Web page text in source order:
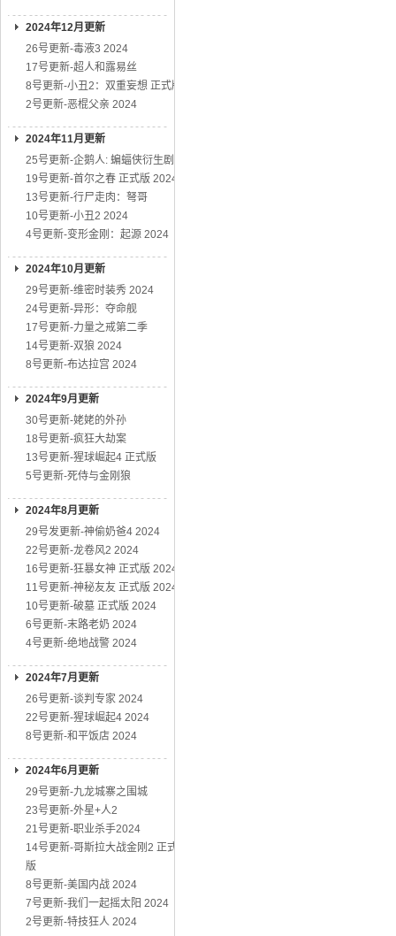
2024年12月更新
26号更新-毒液3 2024
17号更新-超人和露易丝
8号更新-小丑2：双重妄想 正式版
2号更新-恶棍父亲 2024
2024年11月更新
25号更新-企鹅人: 蝙蝠侠衍生剧
19号更新-首尔之春 正式版 2024
13号更新-行尸走肉：弩哥
10号更新-小丑2 2024
4号更新-变形金刚：起源 2024
2024年10月更新
29号更新-维密时装秀 2024
24号更新-异形：夺命舰
17号更新-力量之戒第二季
14号更新-双狼 2024
8号更新-布达拉宫 2024
2024年9月更新
30号更新-姥姥的外孙
18号更新-疯狂大劫案
13号更新-猩球崛起4 正式版
5号更新-死侍与金刚狼
2024年8月更新
29号发更新-神偷奶爸4 2024
22号更新-龙卷风2 2024
16号更新-狂暴女神 正式版 2024
11号更新-神秘友友 正式版 2024
10号更新-破墓 正式版 2024
6号更新-末路老奶 2024
4号更新-绝地战警 2024
2024年7月更新
26号更新-谈判专家 2024
22号更新-猩球崛起4 2024
8号更新-和平饭店 2024
2024年6月更新
29号更新-九龙城寨之围城
23号更新-外星+人2
21号更新-职业杀手2024
14号更新-哥斯拉大战金刚2 正式
版
8号更新-美国内战 2024
7号更新-我们一起摇太阳 2024
2号更新-特技狂人 2024